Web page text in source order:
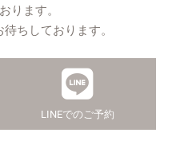
ります。
ちしております。
LINEでのご予約